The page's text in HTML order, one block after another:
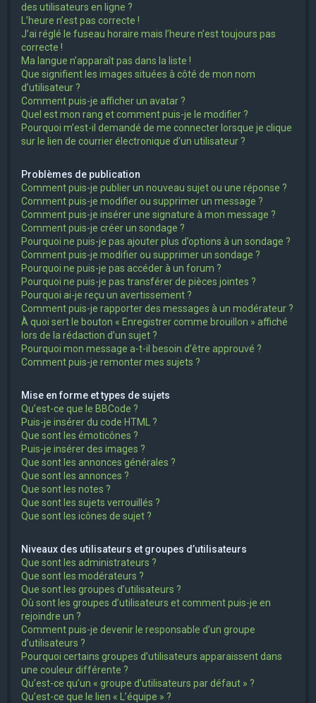
des utilisateurs en ligne ?
L’heure n’est pas correcte !
J’ai réglé le fuseau horaire mais l’heure n’est toujours pas
correcte !
Ma langue n’apparaît pas dans la liste !
Que signifient les images situées à côté de mon nom
d’utilisateur ?
Comment puis-je afficher un avatar ?
Quel est mon rang et comment puis-je le modifier ?
Pourquoi m’est-il demandé de me connecter lorsque je clique
sur le lien de courrier électronique d’un utilisateur ?
Problèmes de publication
Comment puis-je publier un nouveau sujet ou une réponse ?
Comment puis-je modifier ou supprimer un message ?
Comment puis-je insérer une signature à mon message ?
Comment puis-je créer un sondage ?
Pourquoi ne puis-je pas ajouter plus d’options à un sondage ?
Comment puis-je modifier ou supprimer un sondage ?
Pourquoi ne puis-je pas accéder à un forum ?
Pourquoi ne puis-je pas transférer de pièces jointes ?
Pourquoi ai-je reçu un avertissement ?
Comment puis-je rapporter des messages à un modérateur ?
À quoi sert le bouton « Enregistrer comme brouillon » affiché
lors de la rédaction d’un sujet ?
Pourquoi mon message a-t-il besoin d’être approuvé ?
Comment puis-je remonter mes sujets ?
Mise en forme et types de sujets
Qu’est-ce que le BBCode ?
Puis-je insérer du code HTML ?
Que sont les émoticônes ?
Puis-je insérer des images ?
Que sont les annonces générales ?
Que sont les annonces ?
Que sont les notes ?
Que sont les sujets verrouillés ?
Que sont les icônes de sujet ?
Niveaux des utilisateurs et groupes d’utilisateurs
Que sont les administrateurs ?
Que sont les modérateurs ?
Que sont les groupes d’utilisateurs ?
Où sont les groupes d’utilisateurs et comment puis-je en
rejoindre un ?
Comment puis-je devenir le responsable d’un groupe
d’utilisateurs ?
Pourquoi certains groupes d’utilisateurs apparaissent dans
une couleur différente ?
Qu’est-ce qu’un « groupe d’utilisateurs par défaut » ?
Qu’est-ce que le lien « L’équipe » ?